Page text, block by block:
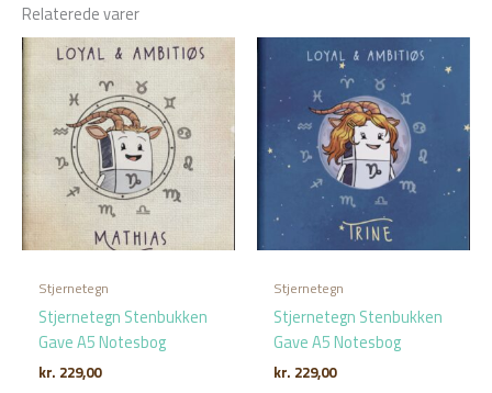
Relaterede varer
Stjernetegn
Stjernetegn Stenbukken
Gave A5 Notesbog
kr. 229,00
Stjernetegn
Stjernetegn Stenbukken
Gave A5 Notesbog
kr. 229,00